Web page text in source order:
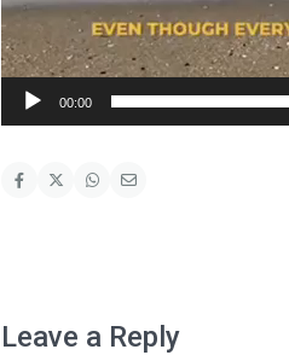
00:00
Leave a Reply